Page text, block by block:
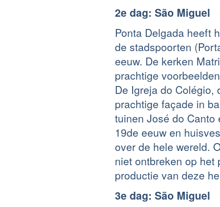
2e dag: São Miguel
Ponta Delgada heeft
de stadspoorten
eeuw. De kerken
prachtige
De Igreja do Colégio,
prachtige façade in
tuinen José do
19de eeuw en
over de hele wereld.
niet ontbreken op het
productie van deze
3e dag: São Miguel